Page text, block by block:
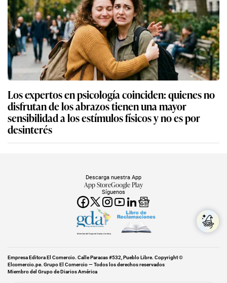
Los expertos en psicología coinciden: quienes no
disfrutan de los abrazos tienen una mayor
sensibilidad a los estímulos físicos y no es por
desinterés
Síguenos
Descarga nuestra App
App StoreGoogle Play
Miembro del Grupo de Diarios América
Empresa Editora El Comercio. Calle Paracas #532, Pueblo Libre. Copyright ©
Elcomercio.pe. Grupo El Comercio — Todos los derechos reservados
Miembro del Grupo de Diarios América